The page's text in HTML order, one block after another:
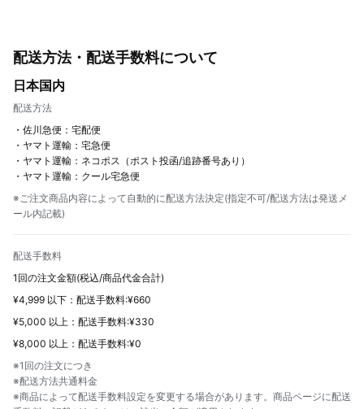
配送方法・配送手数料について
日本国内
配送方法
・佐川急便：宅配便
・ヤマト運輸：宅急便
・ヤマト運輸：ネコポス（ポスト投函/追跡番号あり）
・ヤマト運輸：クール宅急便
※ご注文商品内容によって自動的に配送方法決定(指定不可/配送方法は発送メ
ール内記載)
配送手数料
1回の注文金額(税込/商品代金合計)
¥4,999 以下：配送手数料:¥660
¥5,000 以上：配送手数料:¥330
¥8,000 以上：配送手数料:¥0
※1回の注文につき
※配送方法共通料金
※商品によって配送手数料設定を変更する場合があります。商品ページに配送